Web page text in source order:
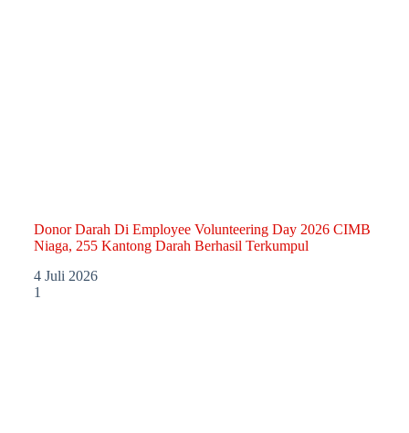
Donor Darah Di Employee Volunteering Day 2026 CIMB
Niaga, 255 Kantong Darah Berhasil Terkumpul
4 Juli 2026